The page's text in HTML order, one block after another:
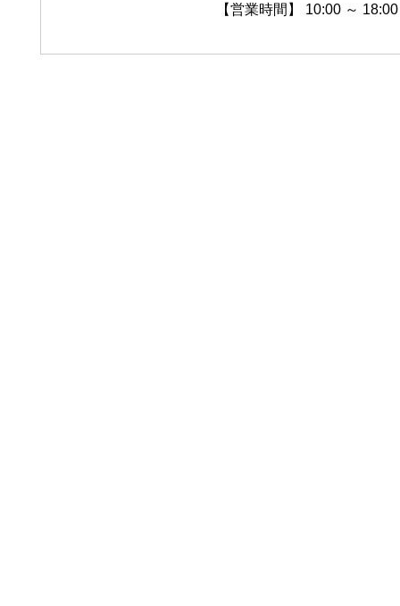
【営業時間】 10:00 ～